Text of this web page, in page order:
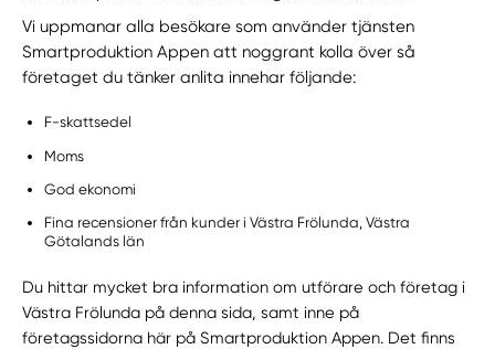
Vi uppmanar alla besökare som använder tjänsten
Smartproduktion Appen att noggrant kolla över så
företaget du tänker anlita innehar följande:
F-skattsedel
Moms
God ekonomi
Fina recensioner från kunder i Västra Frölunda, Västra
Götalands län
Du hittar mycket bra information om utförare och företag i
Västra Frölunda på denna sida, samt inne på
företagssidorna här på Smartproduktion Appen. Det finns